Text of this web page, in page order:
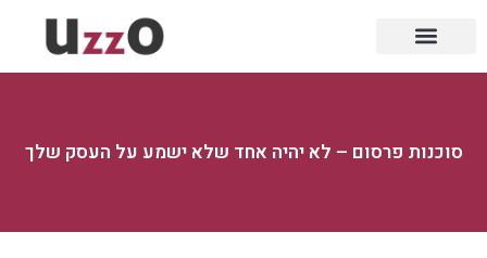
סוכנות פרסום – לא יהיה אחד שלא ישמע על העסק שלך